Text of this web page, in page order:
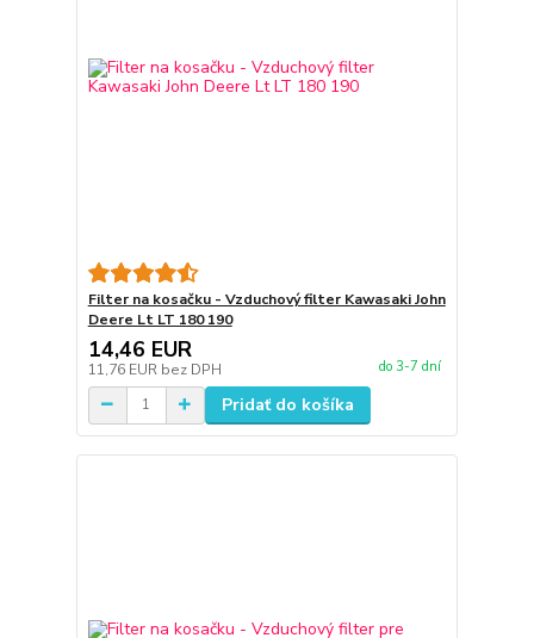
Filter na kosačku - Vzduchový filter Kawasaki John
Deere Lt LT 180 190
14,46 EUR
11,76 EUR bez DPH do 3-7 dní
Pridať do košíka